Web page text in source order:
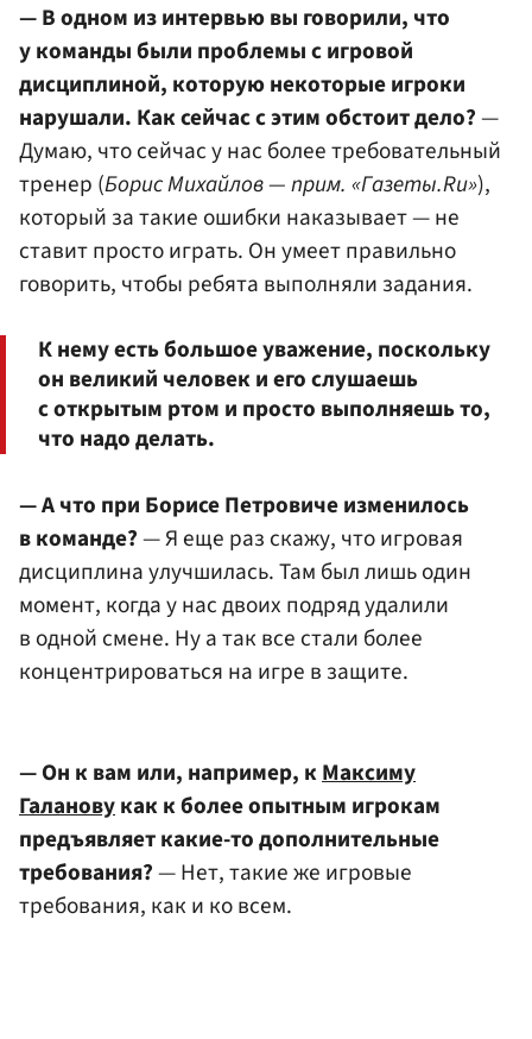
— В одном из интервью вы говорили, что
у команды были проблемы с игровой
дисциплиной, которую некоторые игроки
нарушали. Как сейчас с этим обстоит дело?—
Думаю, что сейчас у нас более требовательный
тренер (Борис Михайлов — прим. «Газеты.Ru»),
который за такие ошибки наказывает — не
ставит просто играть. Он умеет правильно
говорить, чтобы ребята выполняли задания.
К нему есть большое уважение, поскольку
он великий человек и его слушаешь
с открытым ртом и просто выполняешь то,
что надо делать.
— А что при Борисе Петровиче изменилось
в команде?— Я еще раз скажу, что игровая
дисциплина улучшилась. Там был лишь один
момент, когда у нас двоих подряд удалили
в одной смене. Ну а так все стали более
концентрироваться на игре в защите.
— Он к вам или, например, кМаксиму
Галановукак к более опытным игрокам
предъявляет какие-то дополнительные
требования?— Нет, такие же игровые
требования, как и ко всем.